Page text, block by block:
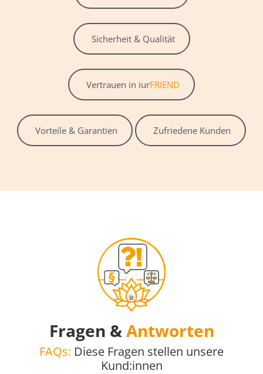
Sicherheit & Qualität
Vertrauen in iurFRIEND
Vorteile & Garantien Zufriedene Kunden
Fragen &Antworten
FAQs: Diese Fragen stellen unsere
Kund:innen